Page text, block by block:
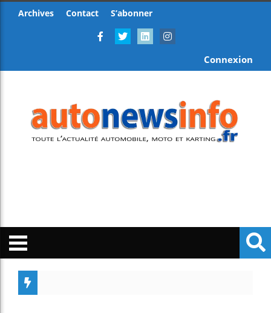
Archives Contact S’abonner
Connexion